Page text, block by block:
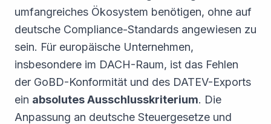
umfangreiches Ökosystem benötigen, ohne auf
deutsche Compliance-Standards angewiesen zu
sein. Für europäische Unternehmen,
insbesondere im DACH-Raum, ist das Fehlen
der GoBD-Konformität und des DATEV-Exports
ein absolutes Ausschlusskriterium. Die
Anpassung an deutsche Steuergesetze und